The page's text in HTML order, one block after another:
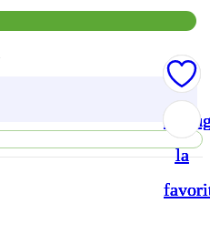
la
la
la
la